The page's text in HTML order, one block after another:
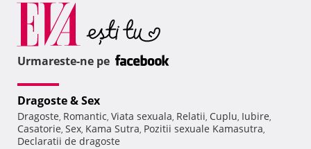
Urmareste-ne pe
Dragoste & Sex
Dragoste, Romantic, Viata sexuala, Relatii, Cuplu, Iubire,
Casatorie, Sex, Kama Sutra, Pozitii sexuale Kamasutra,
Declaratii de dragoste